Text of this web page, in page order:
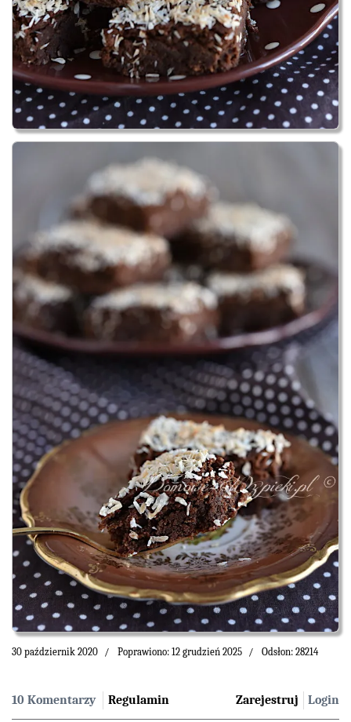
30 październik 2020 Poprawiono: 12 grudzień 2025 Odsłon: 28214
10 Komentarzy Regulamin Login
Zarejestruj